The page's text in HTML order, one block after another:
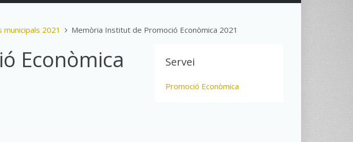
municipals 2021 Memòria Institut de Promoció Econòmica 2021
Econòmica
Servei
Promoció Econòmica